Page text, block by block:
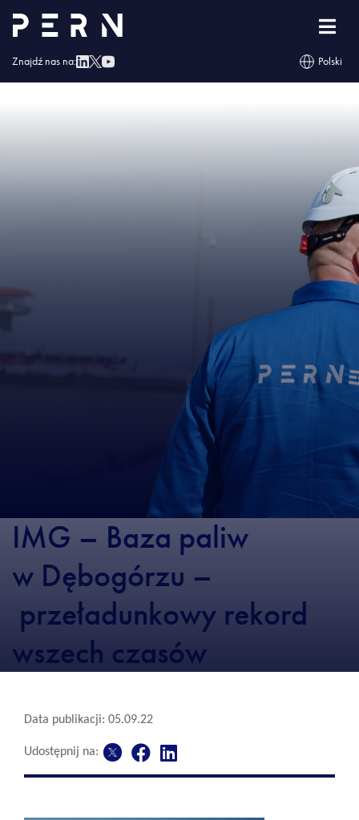
Znajdź nas na: Polski
Strona główna »Baza paliw w Dębogórzu – przeładunkowy rekord wszech
IMG – Baza paliw
w Dębogórzu –
przeładunkowy rekord
wszech czasów
Data publikacji: 05.09.22
Udostępnij na: